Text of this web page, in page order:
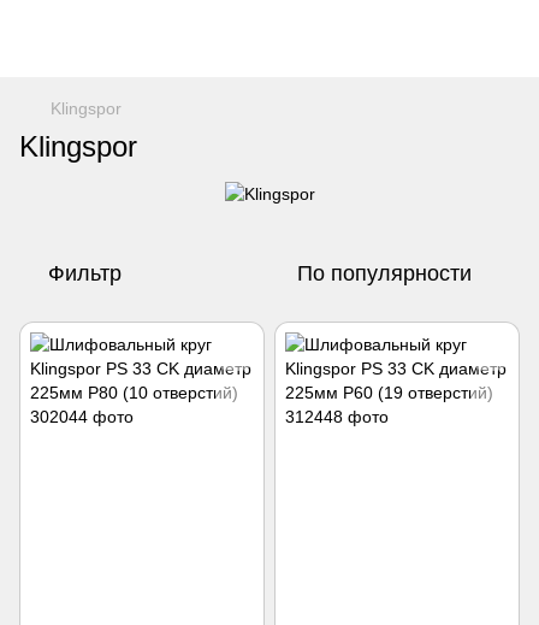
Klingspor
Klingspor
Фильтр По популярности